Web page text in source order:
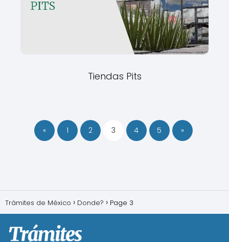
Tiendas Pits
« 1 2 3 4 5 »
Trámites de México Donde? Page 3